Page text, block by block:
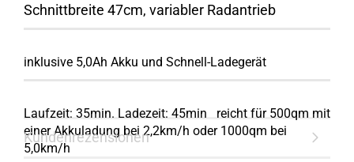
Schnittbreite 47cm, variabler Radantrieb
inklusive 5,0Ah Akku und Schnell-Ladegerät
Laufzeit: 35min. Ladezeit: 45min reicht für 500qm mit
einer Akkuladung bei 2,2km/h oder 1000qm bei
5,0km/h
Kundenrezensionen